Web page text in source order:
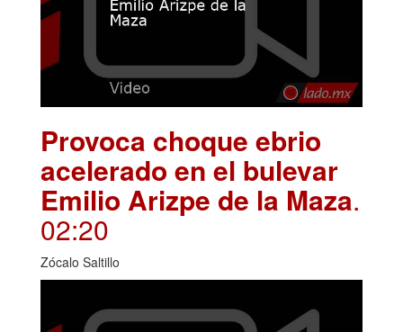
Provoca choque ebrio
acelerado en el bulevar
Emilio Arizpe de la Maza.
02:20
Zócalo Saltillo